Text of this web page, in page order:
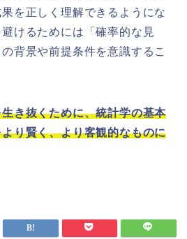
を正しく理解できるようにな
けるためには「確率的な見
背景や前提条件を意識するこ
き抜くために、統計学の基本
り賢く、より客観的なものに